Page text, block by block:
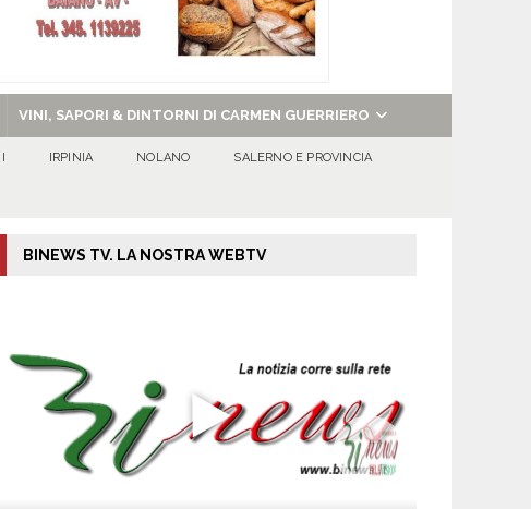
VINI, SAPORI & DINTORNI DI CARMEN GUERRIERO
IRPINIA NOLANO SALERNO E PROVINCIA
BINEWS TV. LA NOSTRA WEBTV